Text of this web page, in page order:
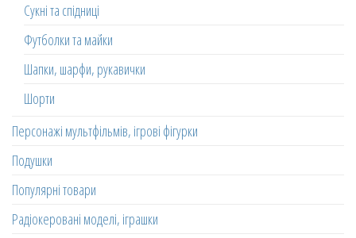
Сукні та спідниці
Футболки та майки
Шапки, шарфи, рукавички
Шорти
Персонажі мультфільмів, ігрові фігурки
Подушки
Популярні товари
Радіокеровані моделі, іграшки